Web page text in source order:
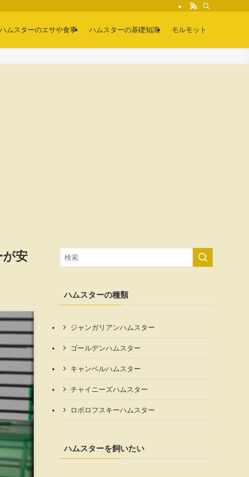
ハムスターのエサや食事 ハムスターの基礎知識 モルモット
が安
ハムスターの種類
ジャンガリアンハムスター
ゴールデンハムスター
キャンベルハムスター
チャイニーズハムスター
ロボロフスキーハムスター
ハムスターを飼いたい